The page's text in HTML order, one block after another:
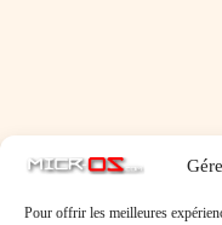
Pour offrir les meilleures